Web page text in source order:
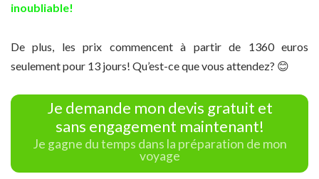
inoubliable!
De plus, les prix commencent à partir de 1360 euros
seulement pour 13 jours! Qu’est-ce que vous attendez? 😊
Je demande mon devis gratuit et
sans engagement maintenant!
Je gagne du temps dans la préparation de mon
voyage